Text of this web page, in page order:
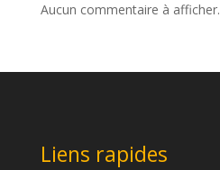
Aucun commentaire à afficher.
Liens rapides